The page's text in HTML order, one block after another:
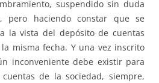
suspendido sin duda
pero haciendo constar que se
la vista del depósito de cuentas
misma fecha. Y una vez inscrito
inconveniente debe existir para
de la sociedad, siempre,